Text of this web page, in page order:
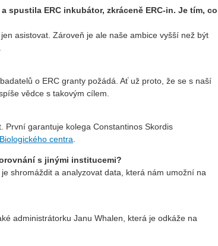
ERC inkubátor, zkráceně ERC-in. Je tím, co
asistovat. Zároveň je ale naše ambice vyšší než být
o ERC granty požádá. Ať už proto, že se s naší
vědce s takovým cílem.
garantuje kolega Constantinos Skordis
centra.
s jinými institucemi?
shromáždit a analyzovat data, která nám umožní na
administrátorku Janu Whalen, která je odkáže na